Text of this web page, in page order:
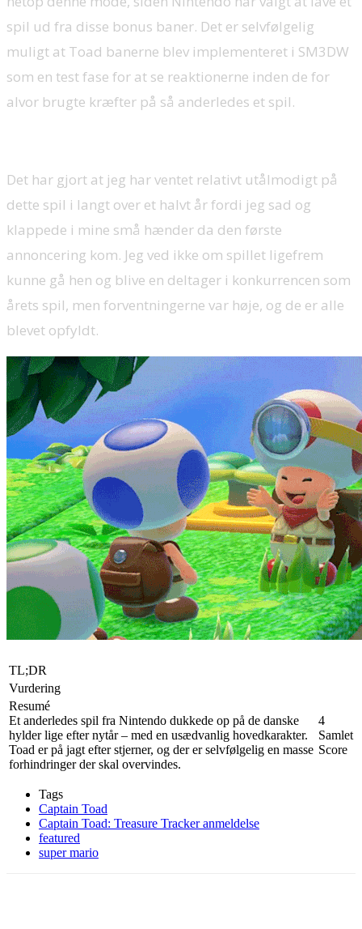
spil ud fra disse bonus baner. Det er selvfølgelig
muligt at Toad banerne blev implementeret i SM3DW
som en test fase for at se reaktionerne inden de for
alvor brugte kræfter på så anderledes et spil.
Det har gjort at jeg har ventet relativt utålmodigt på
dette spil i langt over et halvt år fordi jeg sad og
klappede i mine små hænder da den første
annoncering kom. Jeg ved ikke om spillet ligefrem
kunne gå hen og blive en deltager i konkurrencen som
årets spil, men forventningerne var høje, og de er alle
blevet opfyldt.
TL;DR
Vurdering
Resumé
Et anderledes spil fra Nintendo dukkede op på de danske
hylder lige efter nytår – med en usædvanlig hovedkarakter.
Toad er på jagt efter stjerner, og der er selvfølgelig en masse
forhindringer der skal overvindes.
4
Samlet
Score
Tags
Captain Toad
Captain Toad: Treasure Tracker anmeldelse
featured
super mario